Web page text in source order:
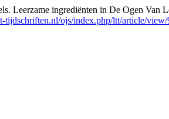
Leerzame ingrediënten in De Ogen Van
tijdschriften.nl/ojs/index.php/ltt/article/view/